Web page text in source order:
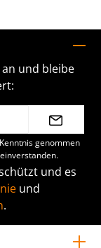
und bleibe
genommen
und es
und
.